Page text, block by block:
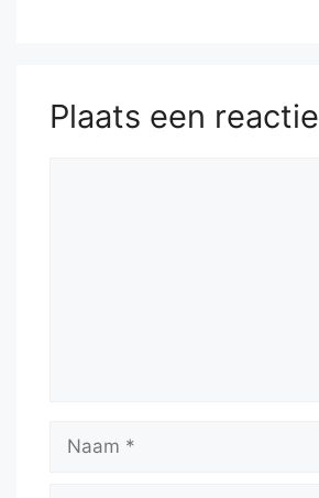
Plaats een reactie
Naam